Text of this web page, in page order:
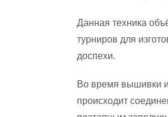
Данная техника
турниров для
доспехи.
Во время вышивки
происходит